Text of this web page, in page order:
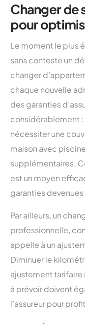
Changer de
pour
Le moment le plus
sans conteste un
changer
chaque nouvelle
des garanties
considérablement
nécessiter une
maison avec
supplémentaires.
est un moyen
garanties
Par ailleurs, un
professionnelle,
appelle à un
Diminuer le
ajustement tarifaire
à prévoir doivent
l’assureur pour